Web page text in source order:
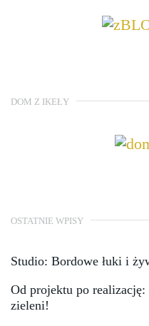
DOM Z IKEŁY
OSTATNIE WPISY
Studio: Bordowe łuki i
Od projektu po realizację:
zieleni!